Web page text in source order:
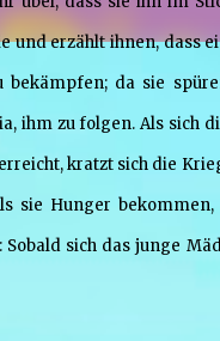
und erzählt ihnen, dass
da sie
ihm zu folgen. Als sich
kratzt sich die
sie Hunger
sich das junge